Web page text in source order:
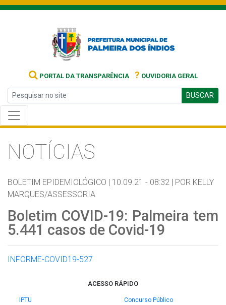
PORTAL DA TRANSPARÊNCIA ? OUVIDORIA GERAL
BUSCAR
NOTÍCIAS
BOLETIM EPIDEMIOLÓGICO | 10.09.21 - 08:32 | POR KELLY
MARQUES/ASSESSORIA
Boletim COVID-19: Palmeira tem
5.441 casos de Covid-19
INFORME-COVID19-527
ACESSO RÁPIDO
IPTU
Concurso Público